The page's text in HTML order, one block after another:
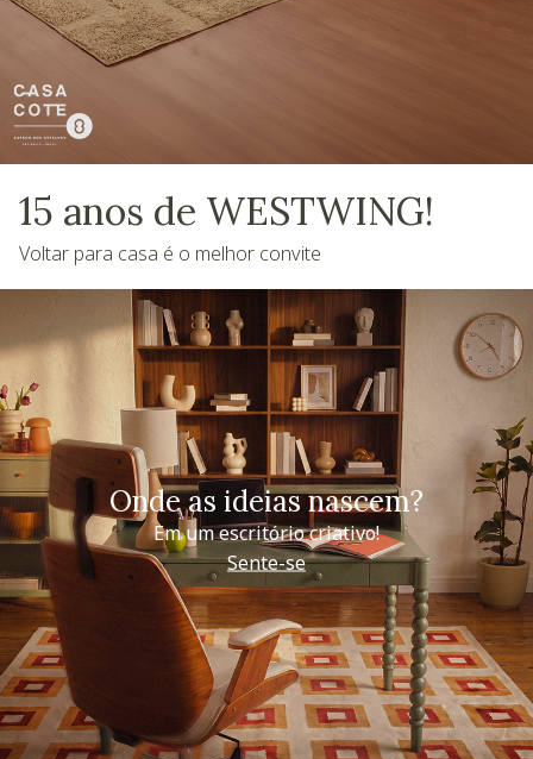
15 anos de WESTWING!
Voltar para casa é o melhor convite
Onde as ideias nascem?
Em um escritório criativo!
Sente-se